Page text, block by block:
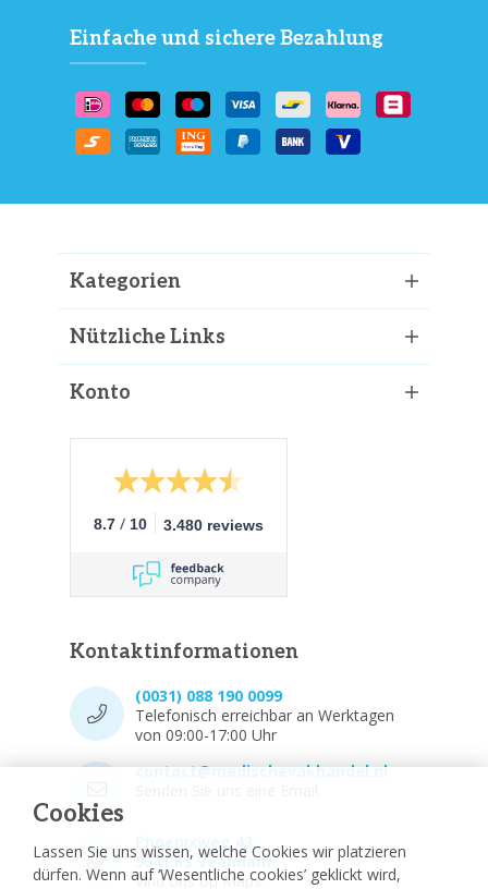
Cookies
Lassen Sie uns wissen, welche Cookies wir platzieren
dürfen. Wenn auf ‘Wesentliche cookies’ geklickt wird,
Einfache und sichere Bezahlung
Kategorien
Nützliche Links
Konto
8.7 / 10 3.480 reviews
Kontaktinformationen
(0031) 088 190 0099
Telefonisch erreichbar an Werktagen
von 09:00-17:00 Uhr
contact@medischevakhandel.nl
Phoenixweg 43,
9641 KS Veendam
Vind ons op Maps.